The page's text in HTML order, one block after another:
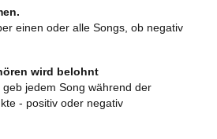
einen oder alle Songs, ob negativ
wird belohnt
geb jedem Song während der
- positiv oder negativ